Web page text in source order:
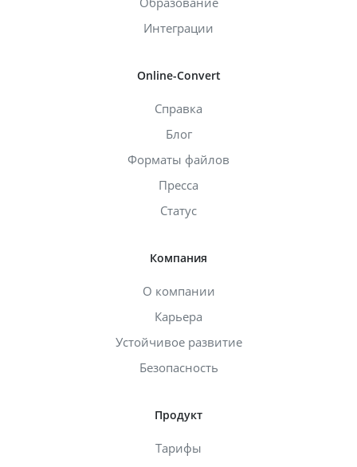
Интеграции
Online-Convert
Справка
Блог
Форматы файлов
Пресса
Статус
Компания
О компании
Карьера
Устойчивое развитие
Безопасность
Продукт
Тарифы